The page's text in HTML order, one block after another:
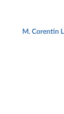
M. Corentin